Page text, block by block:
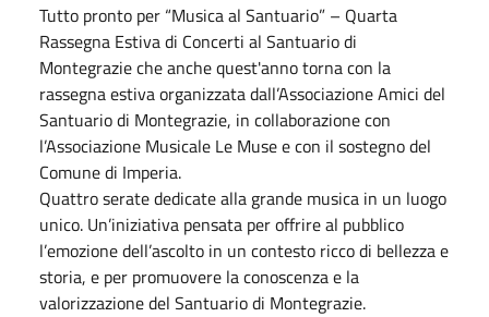
Tutto pronto per “Musica al Santuario” – Quarta
Rassegna Estiva di Concerti al Santuario di
Montegrazie che anche quest'anno torna con la
rassegna estiva organizzata dall’Associazione Amici del
Santuario di Montegrazie, in collaborazione con
l’Associazione Musicale Le Muse e con il sostegno del
Comune di Imperia.
Quattro serate dedicate alla grande musica in un luogo
unico. Un’iniziativa pensata per offrire al pubblico
l’emozione dell’ascolto in un contesto ricco di bellezza e
storia, e per promuovere la conoscenza e la
valorizzazione del Santuario di Montegrazie.